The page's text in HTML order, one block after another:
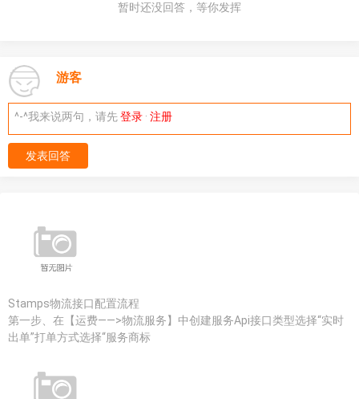
暂时还没回答，等你发挥
游客
^-^我来说两句，请先登录 · 注册
发表回答
Stamps物流接口配置流程
第一步、在【运费——>物流服务】中创建服务Api接口类型选择“实时
出单”打单方式选择“服务商标